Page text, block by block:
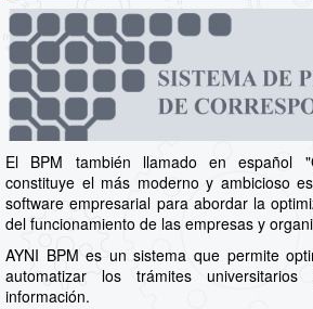
El BPM también llamado en español
constituye el más moderno y ambicioso
software empresarial para abordar la
del funcionamiento de las empresas y
AYNI BPM es un sistema que permite
automatizar los trámites
información.